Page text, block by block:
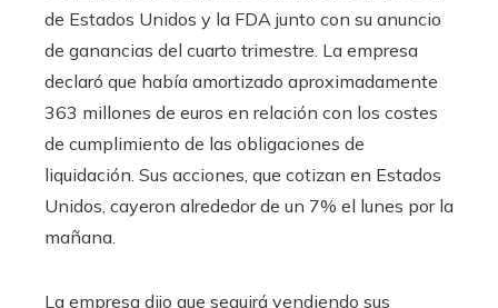
de Estados Unidos y la FDA junto con su anuncio
de ganancias del cuarto trimestre. La empresa
declaró que había amortizado aproximadamente
363 millones de euros en relación con los costes
de cumplimiento de las obligaciones de
liquidación. Sus acciones, que cotizan en Estados
Unidos, cayeron alrededor de un 7% el lunes por la
mañana.
La empresa dijo que seguirá vendiendo sus